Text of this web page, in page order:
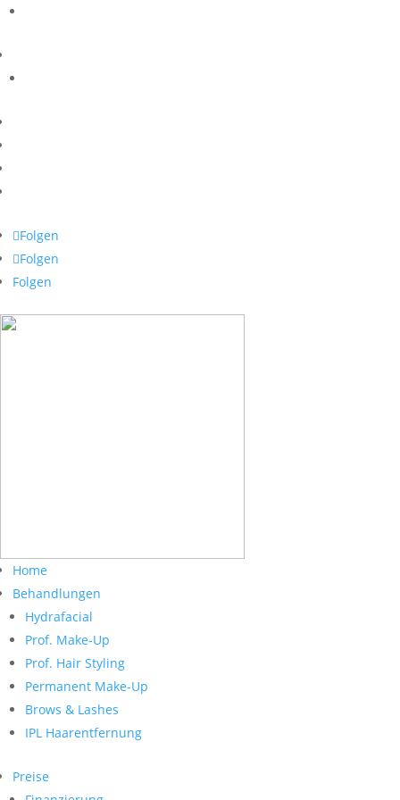
Folgen
Folgen
Folgen
Home
Behandlungen
Hydrafacial
Prof. Make-Up
Prof. Hair Styling
Permanent Make-Up
Brows & Lashes
IPL Haarentfernung
Preise